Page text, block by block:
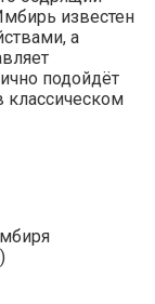
известен
а
подойдёт
классическом